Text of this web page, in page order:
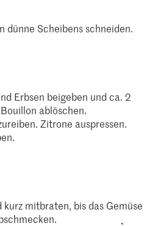
dünne Scheibens schneiden.
Erbsen beigeben und ca. 2
ablöschen.
Zitrone auspressen.
kurz mitbraten, bis das Gemüse